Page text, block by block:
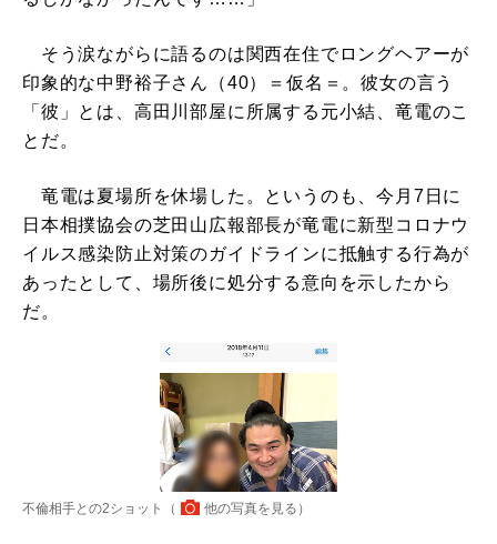
そう涙ながらに語るのは関西在住でロングヘアーが
印象的な中野裕子さん（40）＝仮名＝。彼女の言う
「彼」とは、高田川部屋に所属する元小結、竜電のこ
とだ。
竜電は夏場所を休場した。というのも、今月7日に
日本相撲協会の芝田山広報部長が竜電に新型コロナウ
イルス感染防止対策のガイドラインに抵触する行為が
あったとして、場所後に処分する意向を示したから
だ。
不倫相手との2ショット（ 他の写真を見る ）